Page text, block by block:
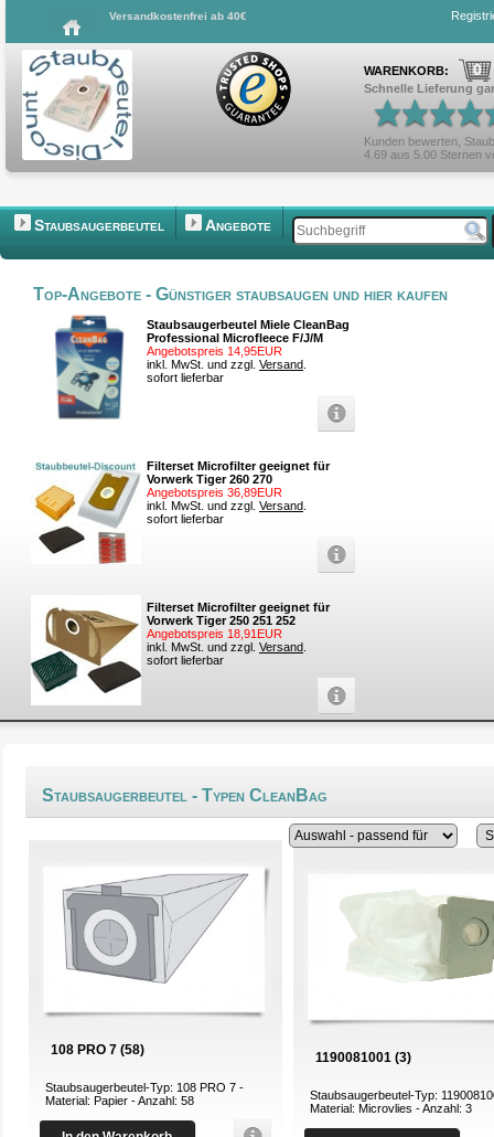
Versandkostenfrei ab 40€
WARENKORB: 0
Schnelle Lieferung
Kunden bewerten,
4.69 aus 5.00 Sternen
Staubsaugerbeutel Angebote
Top-Angebote - Günstiger staubsaugen und hier kaufen
Staubsaugerbeutel Miele CleanBag
Professional Microfleece F/J/M
Angebotspreis 14,95EUR
inkl. MwSt. und zzgl. Versand
sofort lieferbar
Filterset Microfilter geeignet für
Vorwerk Tiger 260 270
Angebotspreis 36,89EUR
inkl. MwSt. und zzgl. Versand
sofort lieferbar
Filterset Microfilter geeignet für
Vorwerk Tiger 250 251 252
Angebotspreis 18,91EUR
inkl. MwSt. und zzgl. Versand
sofort lieferbar
Staubsaugerbeutel - Typen CleanBag
108 PRO 7 (58)
Staubsaugerbeutel-Typ: 108 PRO 7 -
Material: Papier - Anzahl: 58
1190081001 (3)
Staubsaugerbeutel-Typ:
Material: Microvlies - Anzahl: 3